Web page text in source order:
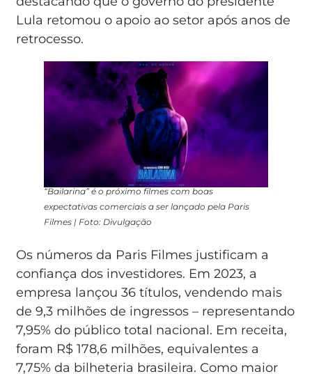
Lula retomou o apoio ao setor após anos de
retrocesso.
“Bailarina” é o próximo filmes com boas
expectativas comerciais a ser lançado pela Paris
Filmes | Foto: Divulgação
Os números da Paris Filmes justificam a
confiança dos investidores. Em 2023, a
empresa lançou 36 títulos, vendendo mais
de 9,3 milhões de ingressos – representando
7,95% do público total nacional. Em receita,
foram R$ 178,6 milhões, equivalentes a
7,75% da bilheteria brasileira. Como maior